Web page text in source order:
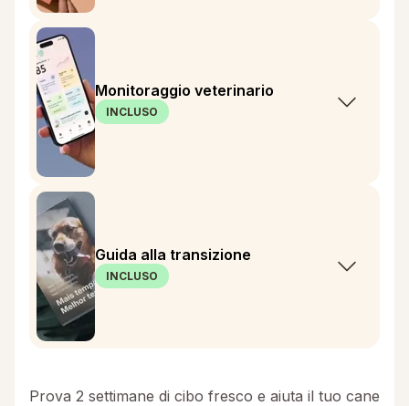
Monitoraggio veterinario
INCLUSO
Guida alla transizione
INCLUSO
Prova 2 settimane di cibo fresco e aiuta il tuo cane